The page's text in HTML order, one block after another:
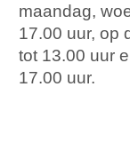
maandag,
17.00 uur, op
tot 13.00 uur
17.00 uur.